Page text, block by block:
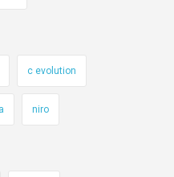
c evolution
niro